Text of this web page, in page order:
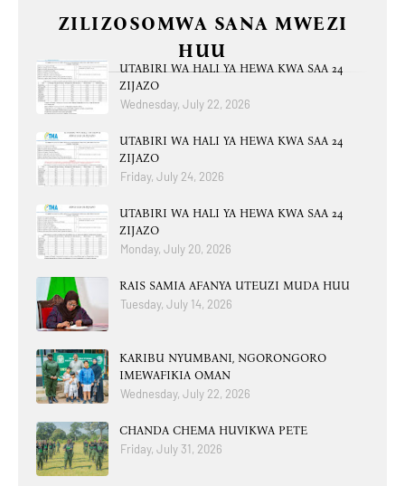
ZILIZOSOMWA SANA MWEZI
HUU
UTABIRI WA HALI YA HEWA KWA SAA 24
ZIJAZO
Wednesday, July 22, 2026
UTABIRI WA HALI YA HEWA KWA SAA 24
ZIJAZO
Friday, July 24, 2026
UTABIRI WA HALI YA HEWA KWA SAA 24
ZIJAZO
Monday, July 20, 2026
RAIS SAMIA AFANYA UTEUZI MUDA HUU
Tuesday, July 14, 2026
KARIBU NYUMBANI, NGORONGORO
IMEWAFIKIA OMAN
Wednesday, July 22, 2026
CHANDA CHEMA HUVIKWA PETE
Friday, July 31, 2026